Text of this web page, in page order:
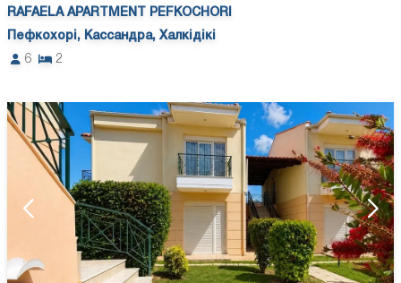
RAFAELA APARTMENT PEFKOCHORI
Пефкохорі, Кассандра, Халкідікі
6
2